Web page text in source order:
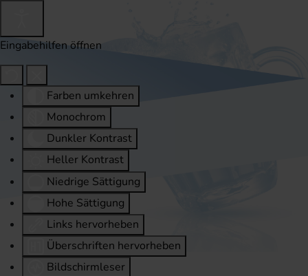
Eingabehilfen öffnen
Farben umkehren
Monochrom
Dunkler Kontrast
Heller Kontrast
Niedrige Sättigung
Hohe Sättigung
Links hervorheben
Überschriften hervorheben
Bildschirmleser